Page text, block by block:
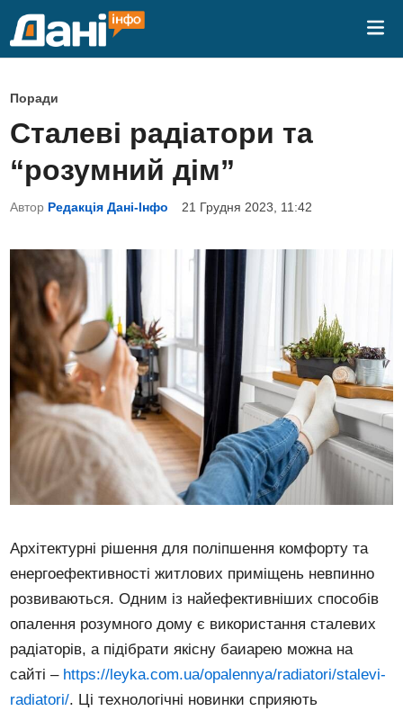
P
o
s
t
i
Поради
Сталеві радіатори та
“розумний дім”
Автор Редакція Дані-Інфо 21 Грудня 2023, 11:42
Архітектурні рішення для поліпшення комфорту та
енергоефективності житлових приміщень невпинно
розвиваються. Одним із найефективніших способів
опалення розумного дому є використання сталевих
радіаторів, а підібрати якісну баиарею можна на
сайті – https://leyka.com.ua/opalennya/radiatori/stalevi-
radiatori/. Ці технологічні новинки сприяють